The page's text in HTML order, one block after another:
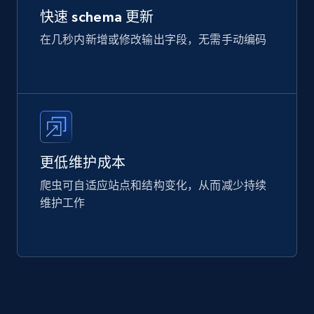
快速 schema 更新
在几秒内新增或修改输出字段，无需手动编码
更低维护成本
爬虫可自适应站点和结构变化，从而减少持续
维护工作